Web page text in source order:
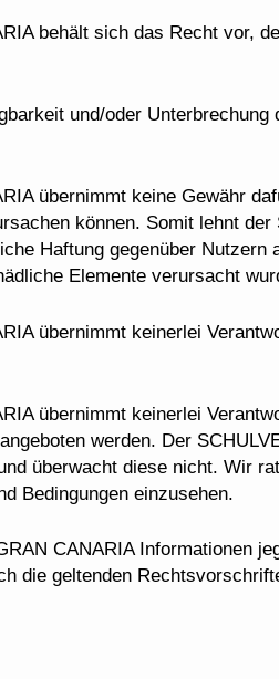
behält sich das Recht vor,
und/oder
übernimmt keine Gewähr
können. Somit lehnt der
Haftung gegenüber Nutzern
Elemente verursacht
übernimmt keinerlei
übernimmt keinerlei
werden. Der
überwacht diese nicht. Wir
Bedingungen einzusehen.
CANARIA Informationen
die geltenden